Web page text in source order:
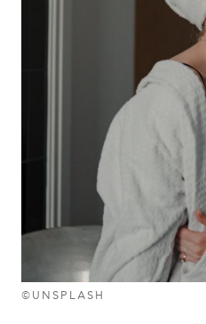
©UNSPLASH